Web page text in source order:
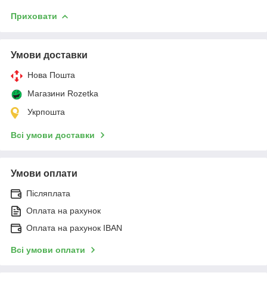
Приховати
Умови доставки
Нова Пошта
Магазини Rozetka
Укрпошта
Всі умови доставки
Умови оплати
Післяплата
Оплата на рахунок
Оплата на рахунок IBAN
Всі умови оплати